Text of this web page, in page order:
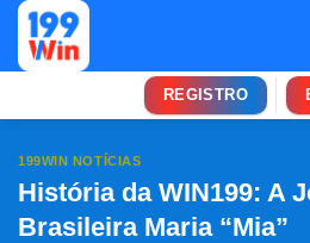
Skip
content
REGISTRO
199WIN NOTÍCIAS
História da WIN199: A
Brasileira Maria “Mia”